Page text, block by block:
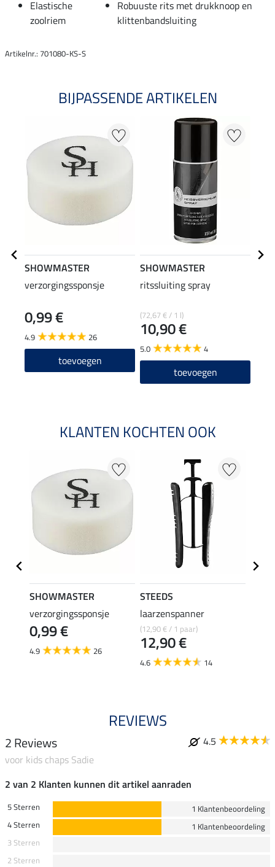
Elastische
zoolriem
Robuuste rits met drukknoop en
klittenbandsluiting
Artikelnr.: 701080-KS-S
BIJPASSENDE ARTIKELEN
SHOWMASTER
verzorgingssponsje
0,99 €
4.9 26
toevoegen
SHOWMASTER
ritssluiting spray
(72,67 € / 1 l)
10,90 €
5.0 4
toevoegen
KLANTEN KOCHTEN OOK
SHOWMASTER
verzorgingssponsje
0,99 €
4.9 26
STEEDS
laarzenspanner
(12,90 € / 1 paar)
12,90 €
4.6 14
REVIEWS
2 Reviews
4.5
voor kids chaps Sadie
2 van 2 Klanten kunnen dit artikel aanraden
5 Sterren
1 Klantenbeoordeling
4 Sterren
1 Klantenbeoordeling
3 Sterren
2 Sterren